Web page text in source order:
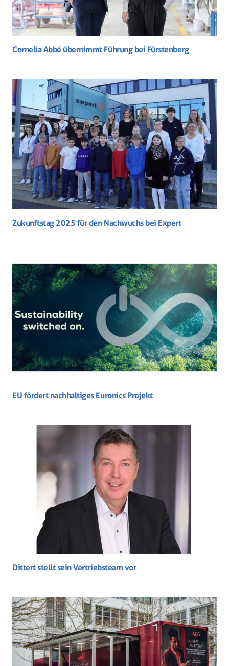
Cornelia Abbé übernimmt Führung bei Fürstenberg
Zukunftstag 2025 für den Nachwuchs bei Expert
EU fördert nachhaltiges Euronics Projekt
Dittert stellt sein Vertriebsteam vor